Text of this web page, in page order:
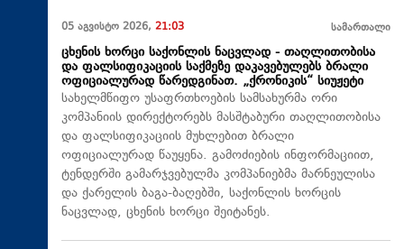
05 აგვისტო 2026, 21:03 სამართალი
ცხენის ხორცი საქონლის ნაცვლად - თაღლითობისა
და ფალსიფიკაციის საქმეზე დაკავებულებს ბრალი
ოფიციალურად წარედგინათ. „ქრონიკის“ სიუჟეტი
სახელმწიფო უსაფრთხოების სამსახურმა ორი
კომპანიის დირექტორებს მასშტაბური თაღლითობისა
და ფალსიფიკაციის მუხლებით ბრალი
ოფიციალურად წაუყენა. გამოძიების ინფორმაციით,
ტენდერში გამარჯვებულმა კომპანიებმა მარნეულისა
და ქარელის ბაგა-ბაღებში, საქონლის ხორცის
ნაცვლად, ცხენის ხორცი შეიტანეს.